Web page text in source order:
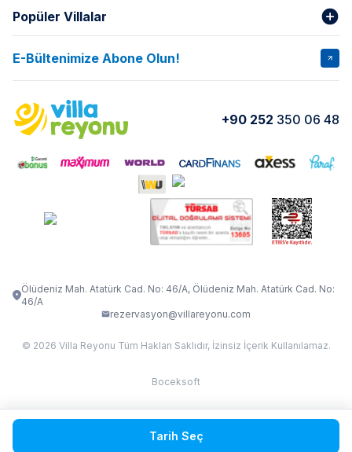
Hakkımızda
İptal Şartları Banka Hesapları
Kurumsal Blog
Yorumlar Nasıl Kiralarım
Popüler Villalar
VİLLA SALKIM VİLLA SLAY 1
VİLLA OLENNA 1 VİLLA MERT
VILLA ADRIMA 1
VİLLA TİAMO VİLLA ZEYTİN DALI
VILLA ELMALI
E-Bültenimize Abone Olun!
+90 252 350 06 48
Ölüdeniz Mah. Atatürk Cad. No: 46/A, Ölüdeniz Mah. Atatürk Cad. No:
46/A
rezervasyon@villareyonu.com
© 2026 Villa Reyonu Tüm Hakları Saklıdır, İzinsiz İçerik Kullanılamaz.
Boceksoft
Fethiye Kas Kalkan 2
Tarih Seç